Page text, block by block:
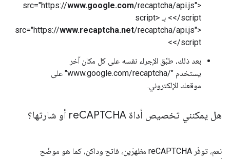
src="https://www.google.com/recaptcha/api.js">
</script> بـ <script
src="https://www.recaptcha.net/recaptcha/api.js">
</script>
بعد ذلك، طبِّق الإجراء نفسه على كل مكان آخر
يستخدم "www.google.com/recaptcha/‎" على
موقعك الإلكتروني.
هل يمكنني تخصيص أداة re CAPTCHA أو شارتها؟
نعم، توفّر reCAPTCHA مظهرَين، فاتح وداكن، كما هو موضّح